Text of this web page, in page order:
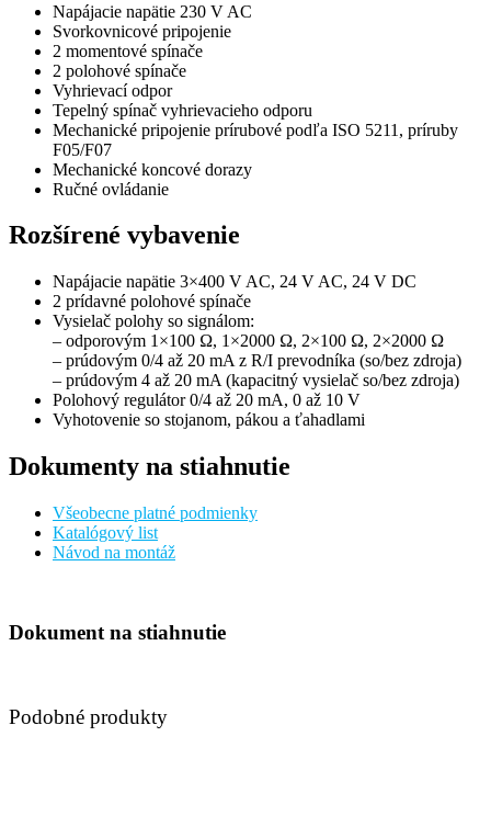
Napájacie napätie 230 V AC
Svorkovnicové pripojenie
2 momentové spínače
2 polohové spínače
Vyhrievací odpor
Tepelný spínač vyhrievacieho odporu
Mechanické pripojenie prírubové podľa ISO 5211, príruby
F05/F07
Mechanické koncové dorazy
Ručné ovládanie
Rozšírené vybavenie
Napájacie napätie 3×400 V AC, 24 V AC, 24 V DC
2 prídavné polohové spínače
Vysielač polohy so signálom:
– odporovým 1×100 Ω, 1×2000 Ω, 2×100 Ω, 2×2000 Ω
– prúdovým 0/4 až 20 mA z R/I prevodníka (so/bez zdroja)
– prúdovým 4 až 20 mA (kapacitný vysielač so/bez zdroja)
Polohový regulátor 0/4 až 20 mA, 0 až 10 V
Vyhotovenie so stojanom, pákou a ťahadlami
Dokumenty na stiahnutie
Všeobecne platné podmienky
Katalógový list
Návod na montáž
Dokument na stiahnutie
Podobné produkty